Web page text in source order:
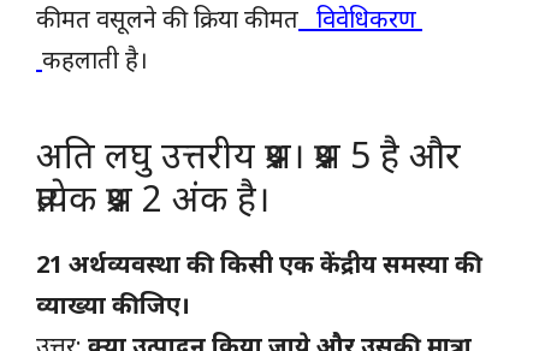
कीमत वसूलने की क्रिया कीमत विवेधिकरण
कहलाती है।
अति लघु उत्तरीय प्रश्न। प्रश्न 5 है और
प्रत्येक प्रश्न 2 अंक है।
21 अर्थव्यवस्था की किसी एक केंद्रीय समस्या की
व्याख्या कीजिए।